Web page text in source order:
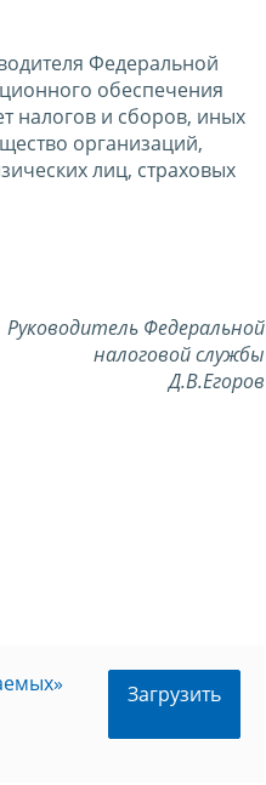
Федеральной
обеспечения
налогов и сборов, иных
организаций,
лиц, страховых
Руководитель Федеральной
налоговой службы
Д.В.Егоров
Загрузить